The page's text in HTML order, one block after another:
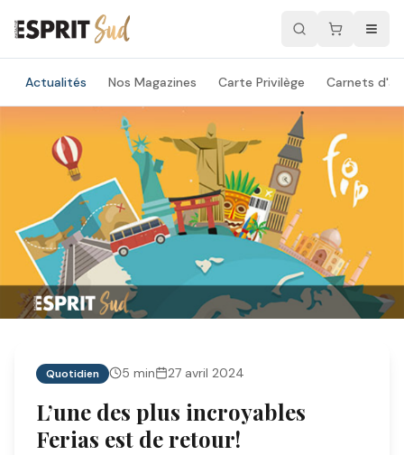
Actualités Nos Magazines Carte Privilège Carnets
Quotidien 5 min 27 avril 2024
L’une des plus incroyables
Ferias est de retour!